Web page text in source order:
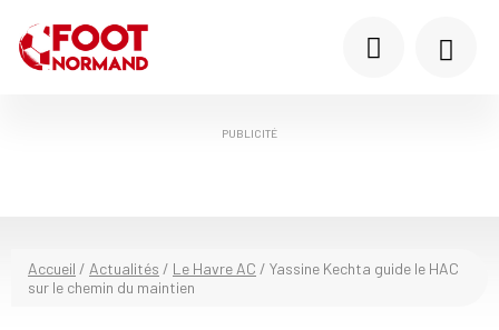
PUBLICITÉ
Accueil / Actualités / Le Havre AC / Yassine Kechta guide le HAC
sur le chemin du maintien